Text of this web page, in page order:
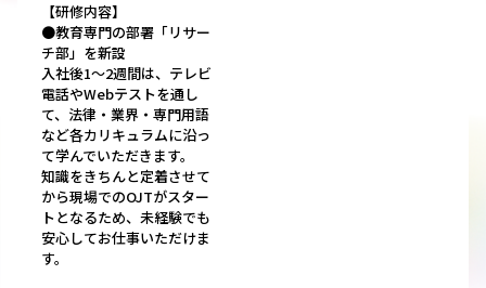
【研修内容】
●教育専門の部署「リサー
チ部」を新設
入社後1～2週間は、テレビ
電話やWebテストを通し
て、法律・業界・専門用語
など各カリキュラムに沿っ
て学んでいただきます。
知識をきちんと定着させて
から現場でのOJTがスター
トとなるため、未経験でも
安心してお仕事いただけま
す。